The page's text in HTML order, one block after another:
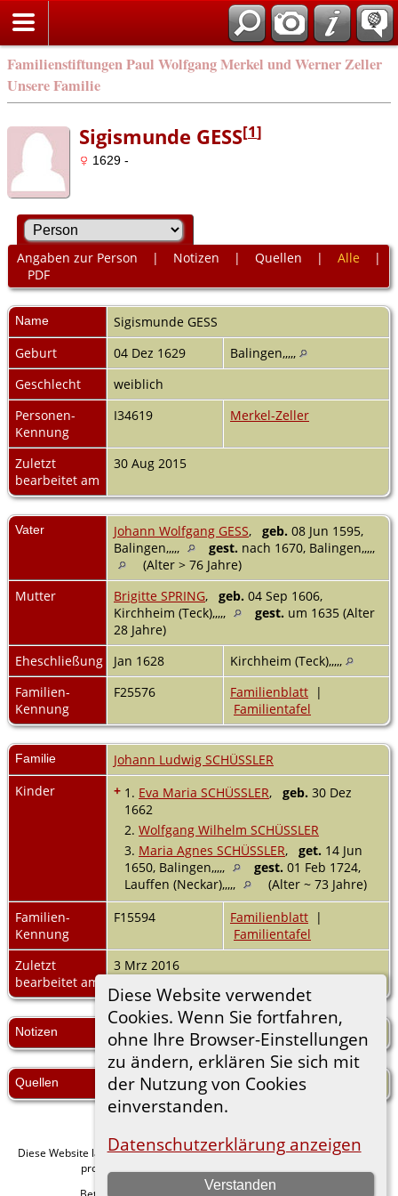
Familienstiftungen Paul Wolfgang Merkel und Werner Zeller
Unsere Familie
Diese Website verwendet
Cookies. Wenn Sie fortfahren,
ohne Ihre Browser-Einstellungen
zu ändern, erklären Sie sich mit
der Nutzung von Cookies
einverstanden.
Datenschutzerklärung anzeigen
Verstanden
Sigismunde GESS[1]
1629 -
Angaben zur Person | Notizen | Quellen | Alle |
PDF
Name Sigismunde GESS
Geburt
04 Dez 1629
Balingen,,,,,
Geschlecht
weiblich
Personen-
Kennung
I34619 Merkel-Zeller
Zuletzt
bearbeitet am
30 Aug 2015
Vater Johann Wolfgang GESS, geb. 08 Jun 1595,
Balingen,,,,,
gest. nach 1670, Balingen,,,,,
(Alter > 76 Jahre)
Mutter
Brigitte SPRING, geb. 04 Sep 1606,
Kirchheim (Teck),,,,,
gest. um 1635 (Alter
28 Jahre)
Eheschließung
Jan 1628
Kirchheim (Teck),,,,,
Familien-
Kennung
F25576 Familienblatt |
Familientafel
Familie
Johann Ludwig SCHÜSSLER
Kinder
+ 1. Eva Maria SCHÜSSLER, geb. 30 Dez
1662
2. Wolfgang Wilhelm SCHÜSSLER
3. Maria Agnes SCHÜSSLER, get. 14 Jun
1650, Balingen,,,,,
gest. 01 Feb 1724,
Lauffen (Neckar),,,,,
(Alter ~ 73 Jahre)
Familien-
Kennung
F15594 Familienblatt |
Familientafel
Zuletzt
bearbeitet am
3 Mrz 2016
Notizen NWDB § 3281; s.a. Faber 8 § 154
Quellen Zeller aus Martinszell.
Diese Website läuft mitThe Next Generation of Genealogy Sitebuildingv. 15.0.1,
programmiert von Darrin Lythgoe © 2001-2026.